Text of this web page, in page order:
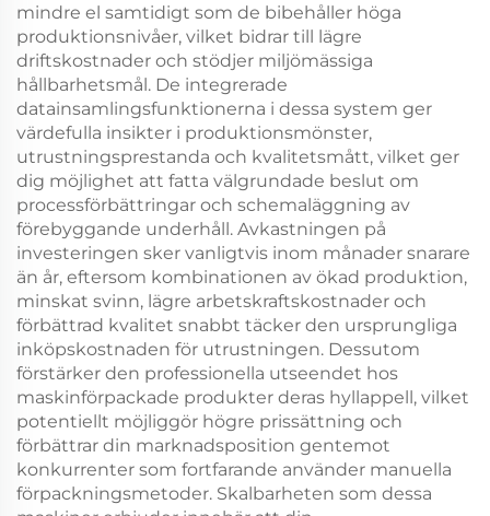
mindre el samtidigt som de bibehåller höga
produktionsnivåer, vilket bidrar till lägre
driftskostnader och stödjer miljömässiga
hållbarhetsmål. De integrerade
datainsamlingsfunktionerna i dessa system ger
värdefulla insikter i produktionsmönster,
utrustningsprestanda och kvalitetsmått, vilket ger
dig möjlighet att fatta välgrundade beslut om
processförbättringar och schemaläggning av
förebyggande underhåll. Avkastningen på
investeringen sker vanligtvis inom månader snarare
än år, eftersom kombinationen av ökad produktion,
minskat svinn, lägre arbetskraftskostnader och
förbättrad kvalitet snabbt täcker den ursprungliga
inköpskostnaden för utrustningen. Dessutom
förstärker den professionella utseendet hos
maskinförpackade produkter deras hyllappell, vilket
potentiellt möjliggör högre prissättning och
förbättrar din marknadsposition gentemot
konkurrenter som fortfarande använder manuella
förpackningsmetoder. Skalbarheten som dessa